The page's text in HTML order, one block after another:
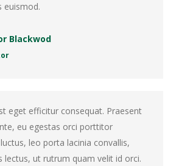
euismod.
Blackwod
eget efficitur consequat. Praesent
eu egestas orci porttitor
leo porta lacinia convallis,
lectus, ut rutrum quam velit id orci.